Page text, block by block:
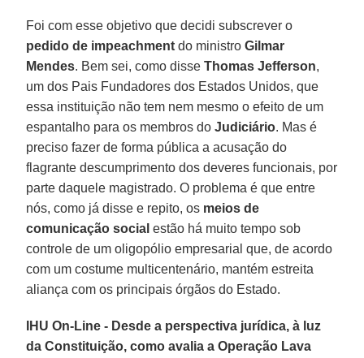
Foi com esse objetivo que decidi subscrever o
pedido de impeachment do ministroGilmar
Mendes. Bem sei, como disseThomas Jefferson,
um dos Pais Fundadores dos Estados Unidos, que
essa instituição não tem nem mesmo o efeito de um
espantalho para os membros doJudiciário. Mas é
preciso fazer de forma pública a acusação do
flagrante descumprimento dos deveres funcionais, por
parte daquele magistrado. O problema é que entre
nós, como já disse e repito, os meios de
comunicação social estão há muito tempo sob
controle de um oligopólio empresarial que, de acordo
com um costume multicentenário, mantém estreita
aliança com os principais órgãos do Estado.
IHU On-Line - Desde a perspectiva jurídica, à luz
da Constituição, como avalia a Operação Lava